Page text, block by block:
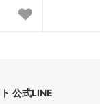
公式LINE